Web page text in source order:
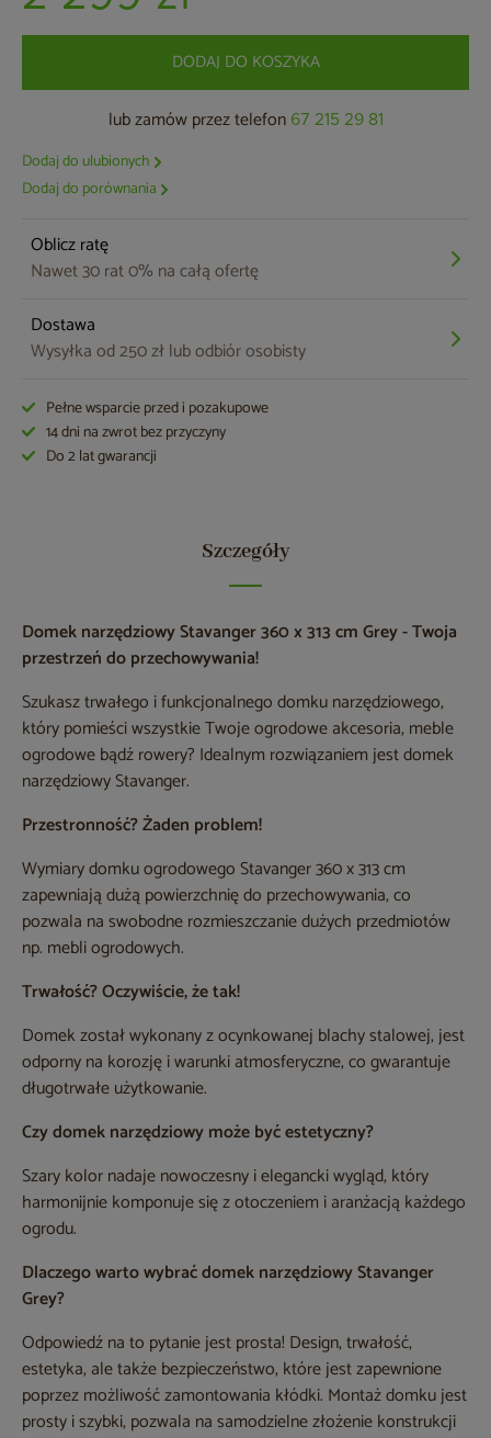
DODAJ DO KOSZYKA
lub zamów przez telefon 67 215 29 81
Dodaj do ulubionych
Dodaj do porównania
Oblicz ratę
Nawet 30 rat 0% na całą ofertę
Dostawa
Wysyłka od 250 zł lub odbiór osobisty
Pełne wsparcie przed i pozakupowe
14 dni na zwrot bez przyczyny
Do 2 lat gwarancji
Szczegóły
Domek narzędziowy Stavanger 360 x 313 cm Grey - Twoja
przestrzeń do przechowywania!
Szukasz trwałego i funkcjonalnego domku narzędziowego,
który pomieści wszystkie Twoje ogrodowe akcesoria, meble
ogrodowe bądź rowery? Idealnym rozwiązaniem jest domek
narzędziowy Stavanger.
Przestronność? Żaden problem!
Wymiary domku ogrodowego Stavanger 360 x 313 cm
zapewniają dużą powierzchnię do przechowywania, co
pozwala na swobodne rozmieszczanie dużych przedmiotów
np. mebli ogrodowych.
Trwałość? Oczywiście, że tak!
Domek został wykonany z ocynkowanej blachy stalowej, jest
odporny na korozję i warunki atmosferyczne, co gwarantuje
długotrwałe użytkowanie.
Czy domek narzędziowy może być estetyczny?
Szary kolor nadaje nowoczesny i elegancki wygląd, który
harmonijnie komponuje się z otoczeniem i aranżacją każdego
ogrodu.
Dlaczego warto wybrać domek narzędziowy Stavanger
Grey?
Odpowiedź na to pytanie jest prosta! Design, trwałość,
estetyka, ale także bezpieczeństwo, które jest zapewnione
poprzez możliwość zamontowania kłódki. Montaż domku jest
prosty i szybki, pozwala na samodzielne złożenie konstrukcji